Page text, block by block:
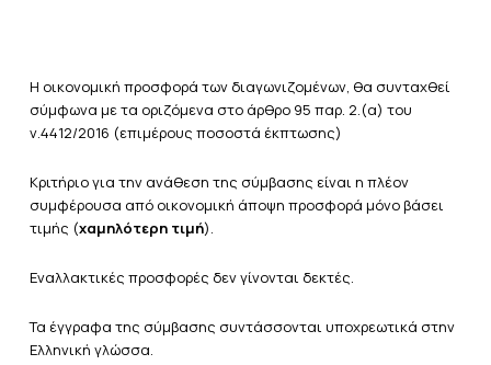
Η οικονομική προσφορά των διαγωνιζομένων, θα συνταχθεί
σύμφωνα με τα οριζόμενα στο άρθρο 95 παρ. 2.(α) του
ν.4412/2016 (επιμέρους ποσοστά έκπτωσης)
Κριτήριο για την ανάθεση της σύμβασης είναι η πλέον
συμφέρουσα από οικονομική άποψη προσφορά μόνο βάσει
τιμής (χαμηλότερη τιμή).
Εναλλακτικές προσφορές δεν γίνονται δεκτές.
Τα έγγραφα της σύμβασης συντάσσονται υποχρεωτικά στην
Ελληνική γλώσσα.